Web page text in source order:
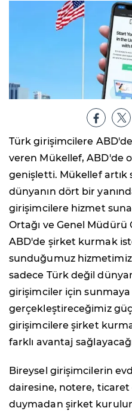
Türk girişimcilere
veren Mükellef, ABD'de
genişletti. Mükellef artık
dünyanın dört bir
girişimcilere hizmet
Ortağı ve Genel Müdürü
ABD'de şirket kurmak
sunduğumuz
sadece Türk değil
girişimciler için
gerçekleştireceğimiz
girişimcilere şirket
farklı avantaj
Bireysel girişimcilerin
dairesine, notere,
duymadan şirket